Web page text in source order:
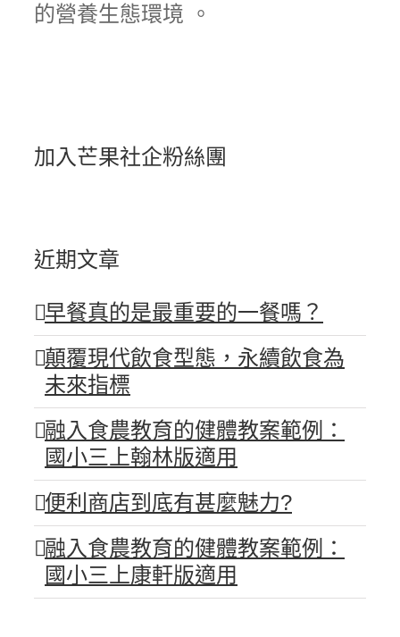
的營養生態環境 。
加入芒果社企粉絲團
近期文章
早餐真的是最重要的一餐嗎？
顛覆現代飲食型態，永續飲食為
未來指標
融入食農教育的健體教案範例：
國小三上翰林版適用
便利商店到底有甚麼魅力?
融入食農教育的健體教案範例：
國小三上康軒版適用